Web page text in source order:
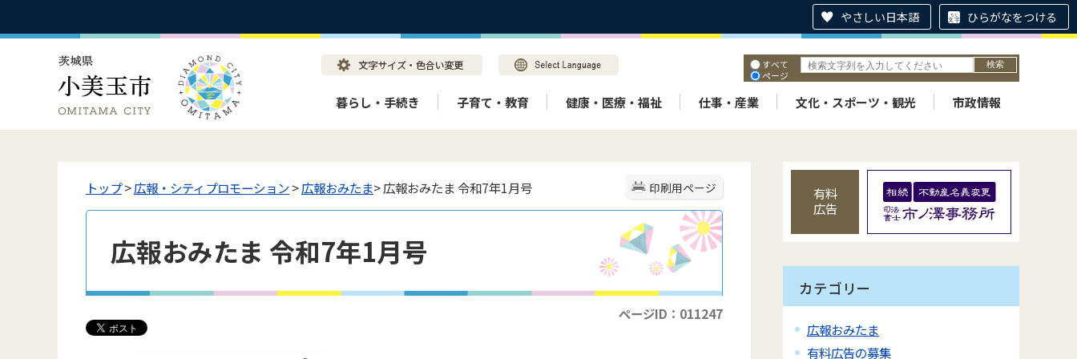
やさしい日本語 ひらがなをつける
すべて
ページ
暮らし・手続き 子育て・教育 健康・医療・福祉 仕事・産業 文化・スポーツ・観光 市政情報
印刷用ページ
トップ>広報・シティプロモーション>広報おみたま> 広報おみたま 令和7年1月号
広報おみたま 令和7年1月号
ページID：011247
有料
広告
カテゴリー
広報おみたま
有料広告の募集